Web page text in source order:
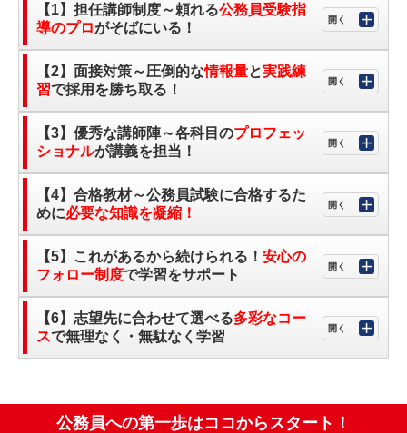
【1】担任講師制度～頼れる公務員受験指
導のプロがそばにいる！
【2】面接対策～圧倒的な情報量と実践練
習で採用を勝ち取る！
【3】優秀な講師陣～各科目のプロフェッ
ショナルが講義を担当！
【4】合格教材～公務員試験に合格するた
めに必要な知識を凝縮！
【5】これがあるから続けられる！ 安心の
フォロー制度で学習をサポート
【6】志望先に合わせて選べる多彩なコー
スで無理なく・無駄なく学習
公務員への第一歩はココからスタート！